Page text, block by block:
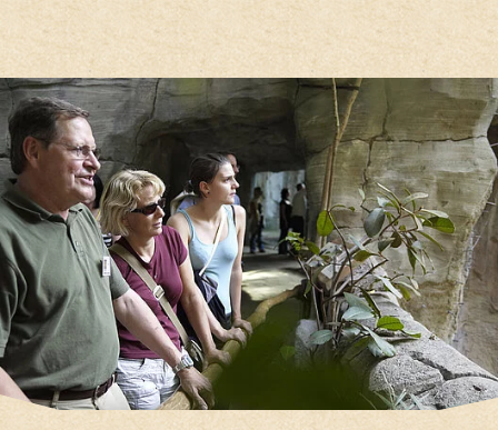
Hauptregion der Seite